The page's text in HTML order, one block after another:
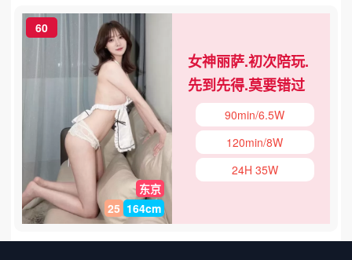
60
东京
25 164cm
女神丽萨.初次陪玩.
先到先得.莫要错过
90min/6.5W
120min/8W
24H 35W